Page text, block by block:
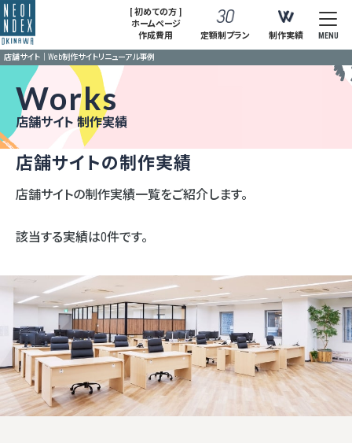
[ 初めての方 ]
ホームページ
作成費用
定額制プラン 制作実績 MENU
店舗サイト｜Web制作サイトリニューアル事例
Works
店舗サイト 制作実績
店舗サイトの制作実績
店舗サイトの制作実績一覧をご紹介します。
該当する実績は0件です。